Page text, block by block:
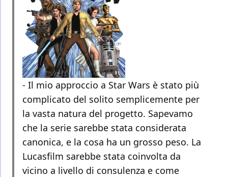
- Il mio approccio a Star Wars è stato più
complicato del solito semplicemente per
la vasta natura del progetto. Sapevamo
che la serie sarebbe stata considerata
canonica, e la cosa ha un grosso peso. La
Lucasfilm sarebbe stata coinvolta da
vicino a livello di consulenza e come